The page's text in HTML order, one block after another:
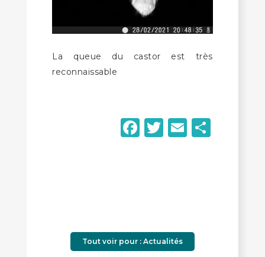
La queue du castor est très
reconnaissable
Facebook
Twitter
Email
Tout voir pour : Actualités